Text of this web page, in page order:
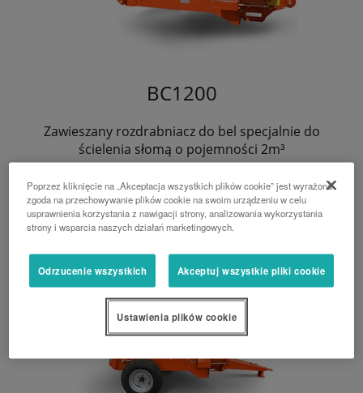
BC1200
Zawieszany rozdrabniacz do bel specjalnie do
ścielenia słomą o pojemności 2m³
Poprzez kliknięcie na „Akceptacja wszystkich plików cookie” jest wyrażona
zgoda na przechowywanie plików cookie na swoim urządzeniu w celu
usprawnienia korzystania z nawigacji strony, analizowania wykorzystania
strony i wsparcia naszych działań marketingowych.
Odrzucenie wszystkich Akceptuj wszystkie pliki cookie
Ustawienia plików cookie